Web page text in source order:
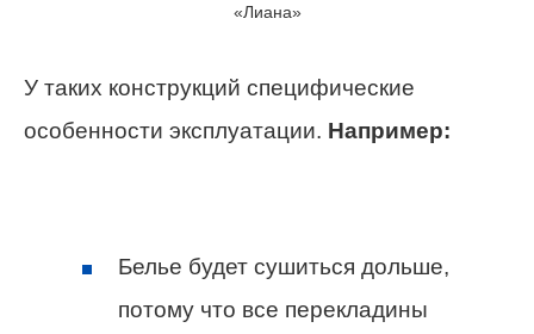
«Лиана»
У таких конструкций специфические
особенности эксплуатации. Например:
Белье будет сушиться дольше,
потому что все перекладины